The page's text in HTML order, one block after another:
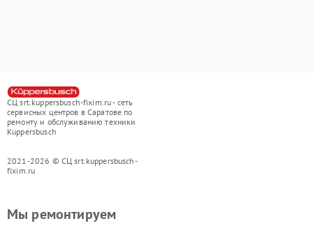
СЦ srt.kuppersbusch-fixim.ru - сеть
сервисных центров в Саратове по
ремонту и обслуживанию техники
Kuppersbusch
2021-2026 © СЦ srt.kuppersbusch-
fixim.ru
Мы ремонтируем